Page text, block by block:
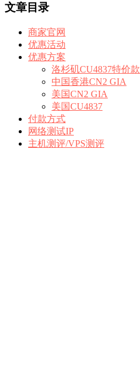
文章目录
商家官网
优惠活动
优惠方案
洛杉矶CU4837特价款
中国香港CN2 GIA
美国CN2 GIA
美国CU4837
付款方式
网络测试IP
主机测评/VPS测评